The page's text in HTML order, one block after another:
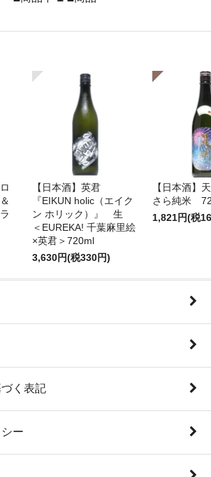
【日本酒】英君
『EIKUN holic（エイク
ン ホリック）』 生
＜EUREKA! 千葉麻里絵
×英君＞720ml
3,630円(税330円)
【日本酒】
さら純米
1,821円(税
く表記
ー